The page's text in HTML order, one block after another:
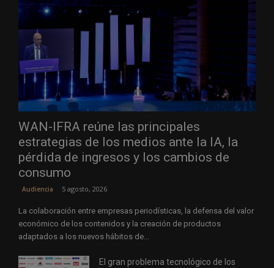
WAN-IFRA reúne las principales
estrategias de los medios ante la IA, la
pérdida de ingresos y los cambios de
consumo
Audiencia 5 agosto, 2026
La colaboración entre empresas periodísticas, la defensa del valor
económico de los contenidos y la creación de productos
adaptados a los nuevos hábitos de...
El gran problema tecnológico de los